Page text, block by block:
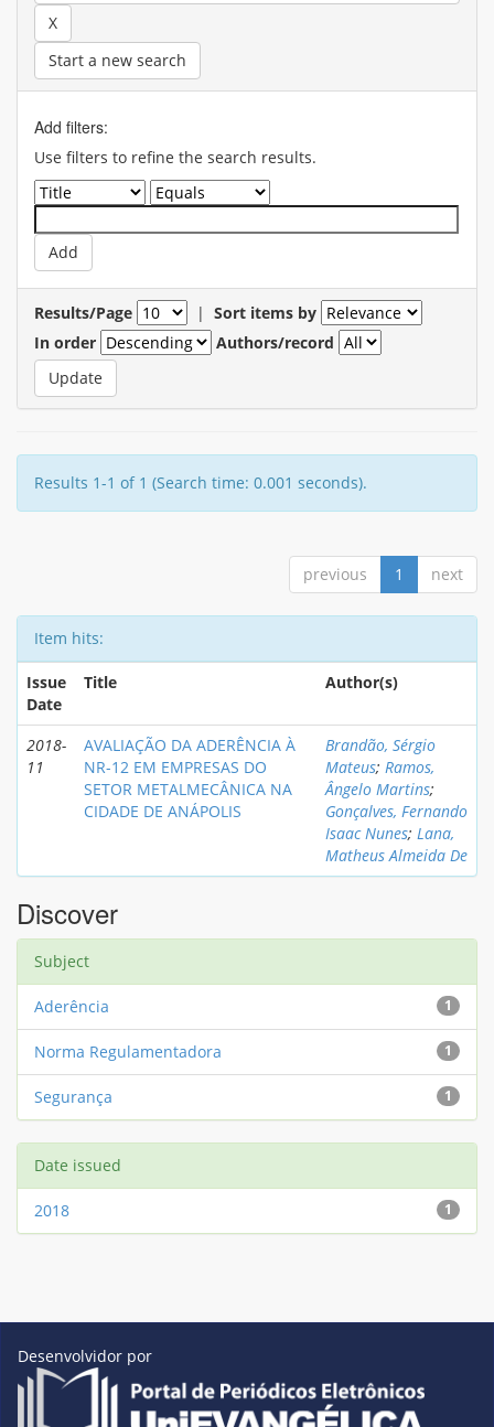
Start a new search
Add filters:
Use filters to refine the search results.
Results/Page | Sort items by
In order
Authors/record
Results 1-1 of 1 (Search time: 0.001 seconds).
previous 1 next
Item hits:
Issue
Date
Title Author(s)
2018-
11
AVALIAÇÃO DA ADERÊNCIA À
NR-12 EM EMPRESAS DO
SETOR METALMECÂNICA NA
CIDADE DE ANÁPOLIS
Brandão, Sérgio
Mateus; Ramos,
Ângelo Martins;
Gonçalves, Fernando
Isaac Nunes; Lana,
Matheus Almeida De
Discover
Subject
1
Aderência
1
Norma Regulamentadora
1
Segurança
Date issued
1
2018
Desenvolvidor por